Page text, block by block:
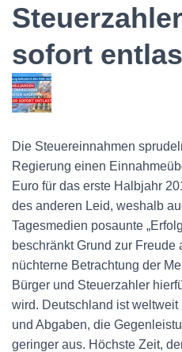
sofort
Die Steuereinnahmen
Regierung einen
Euro für das erste Halbjahr
des anderen Leid, weshalb
Tagesmedien posaunte
beschränkt Grund zur Freude
nüchterne Betrachtung der
Bürger und Steuerzahler
wird. Deutschland ist
und Abgaben, die
geringer aus. Höchste Zeit,